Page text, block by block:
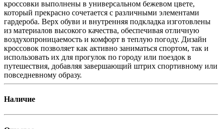
кроссовки выполнены в универсальном бежевом цвете,
который прекрасно сочетается с различными элементами
гардероба. Верх обуви и внутренняя подкладка изготовлены
из материалов высокого качества, обеспечивая отличную
воздухопроницаемость и комфорт в теплую погоду. Дизайн
кроссовок позволяет как активно заниматься спортом, так и
использовать их для прогулок по городу или поездок в
путешествия, добавляя завершающий штрих спортивному или
повседневному образу.
Наличие